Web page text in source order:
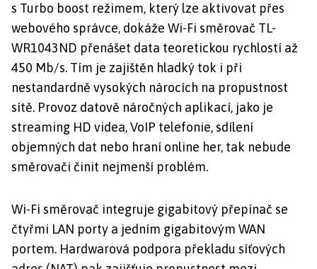
s Turbo boost režimem, který lze aktivovat přes
webového správce, dokáže Wi-Fi směrovač TL-
WR1043ND přenášet data teoretickou rychlostí až
450 Mb/s. Tím je zajištěn hladký tok i při
nestandardně vysokých nárocích na propustnost
sítě. Provoz datově náročných aplikací, jako je
streaming HD videa, VoIP telefonie, sdílení
objemných dat nebo hraní online her, tak nebude
směrovači činit nejmenší problém.
Wi-Fi směrovač integruje gigabitový přepínač se
čtyřmi LAN porty a jedním gigabitovým WAN
portem. Hardwarová podpora překladu síťových